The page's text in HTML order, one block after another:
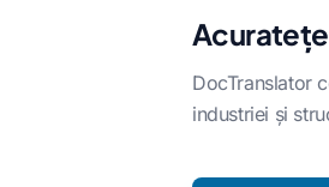
DocTranslator
industriei și